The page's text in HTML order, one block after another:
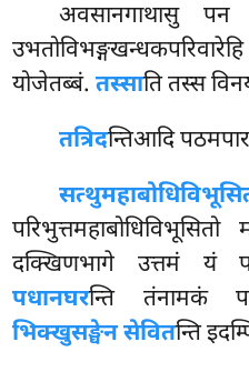
अवसानगाथासुपन
योजेतब्बं.तस्साति तस्स
तत्रिदन्तिआदि
दक्खिणभागे उत्तमं यं
पधानघरन्ति तंनामकं
भिक्खुसङ्घेन सेवितन्ति